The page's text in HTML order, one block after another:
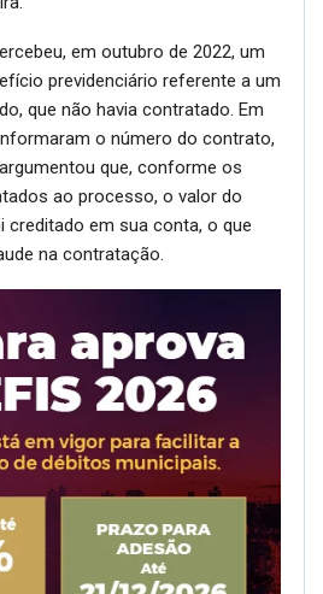
em outubro de 2022, um
previdenciário referente a um
que não havia contratado. Em
o número do contrato,
que, conforme os
ao processo, o valor do
em sua conta, o que
na contratação.